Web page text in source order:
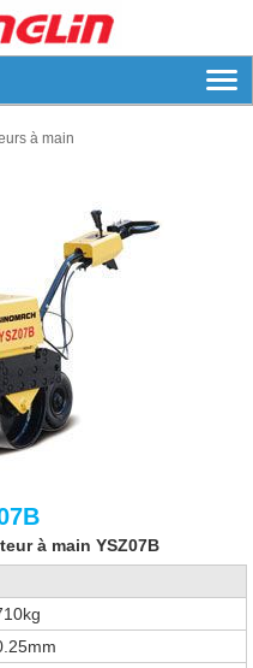
à main
à main YSZ07B